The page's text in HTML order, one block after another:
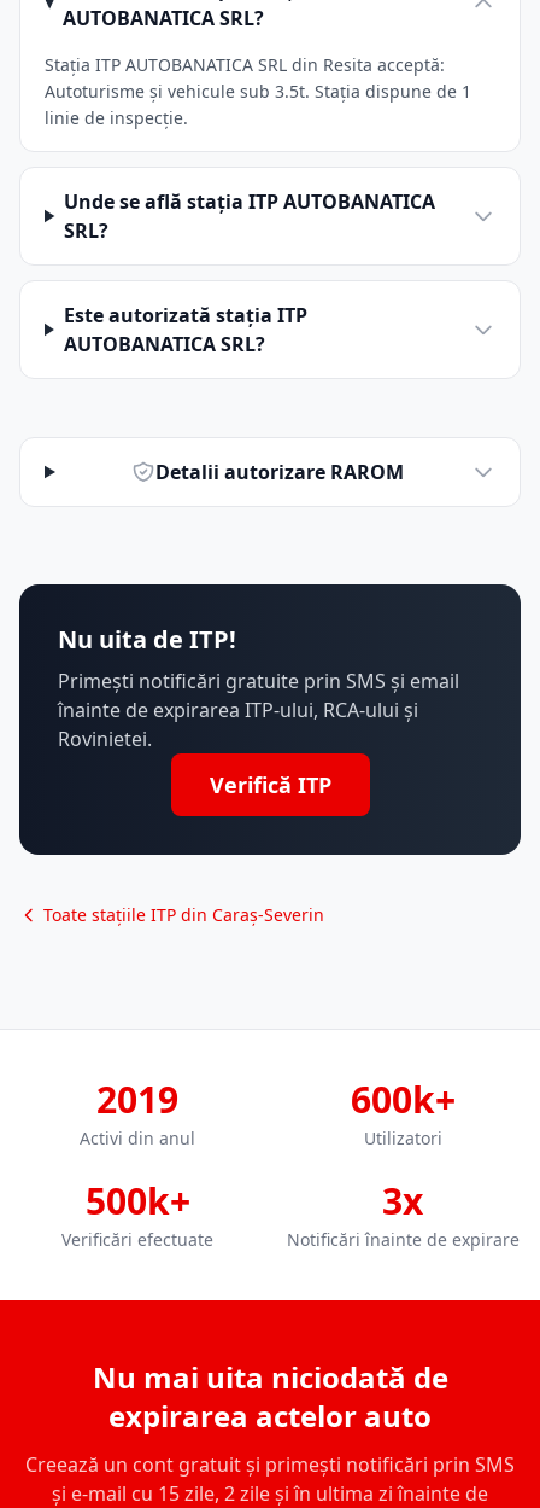
AUTOBANATICA SRL?
Stația ITP AUTOBANATICA SRL din Resita acceptă:
Autoturisme și vehicule sub 3.5t. Stația dispune de 1
linie de inspecție.
Unde se află stația ITP AUTOBANATICA
SRL?
Este autorizată stația ITP
AUTOBANATICA SRL?
Detalii autorizare RAROM
Nu uita de ITP!
Primești notificări gratuite prin SMS și email
înainte de expirarea ITP-ului, RCA-ului și
Rovinietei.
Verifică ITP
Toate stațiile ITP din Caraș-Severin
2019
Activi din anul
600k+
Utilizatori
500k+
Verificări efectuate
3x
Notificări înainte de expirare
Nu mai uita niciodată de
expirarea actelor auto
Creează un cont gratuit și primești notificări prin SMS
și e-mail cu 15 zile, 2 zile și în ultima zi înainte de